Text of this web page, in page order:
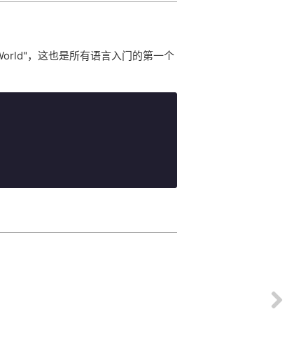
，这也是所有语言入门的第一个